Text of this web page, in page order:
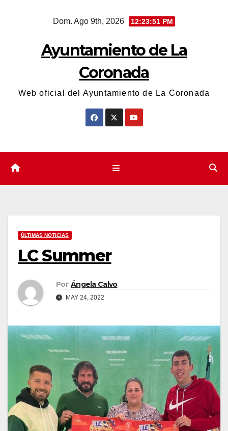
Dom. Ago 9th, 2026 12:23:52 PM
Ayuntamiento de La
Coronada
Web oficial del Ayuntamiento de La Coronada
ÚLTIMAS NOTICIAS
LC Summer
Por Ángela Calvo
MAY 24, 2022